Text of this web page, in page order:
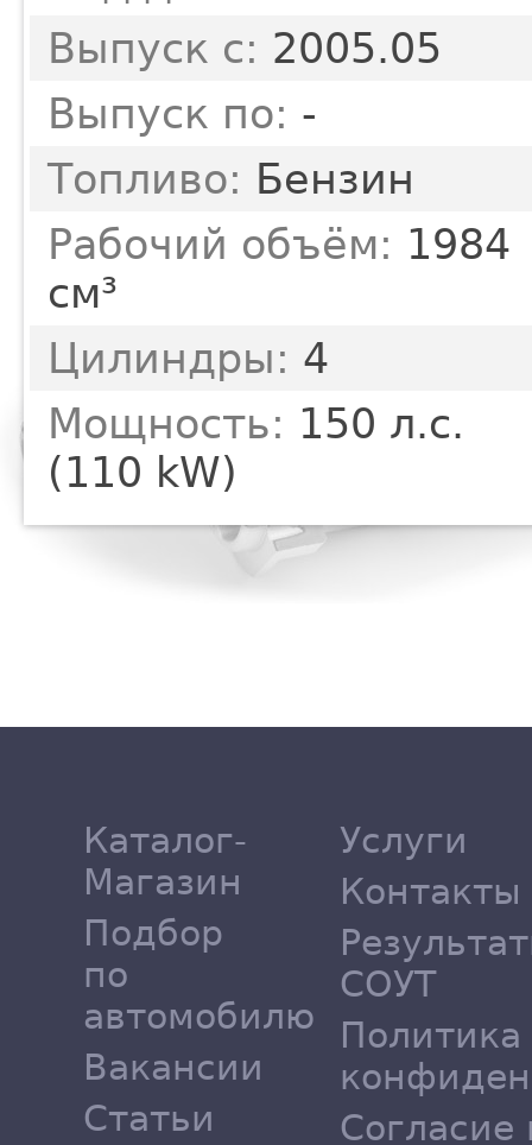
Выпуск с: 2005.05
Выпуск по: -
Топливо: Бензин
Рабочий объём: 1984
см³
Цилиндры: 4
Мощность: 150 л.с.
(110 kW)
Каталог-
Магазин
Подбор
по
автомобилю
Вакансии
Статьи
Услуги
Контакты
СОУТ
Политика
Согласие